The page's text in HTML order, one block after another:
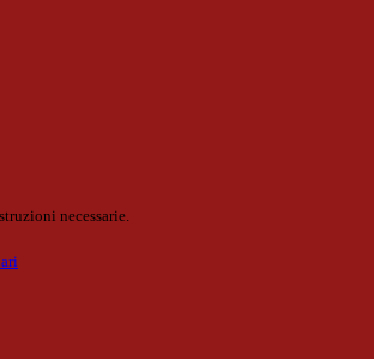
necessarie.